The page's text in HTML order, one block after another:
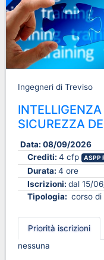
Ingegneri di Treviso
SICUREZZA
Data: 08/09/2026
Crediti: 4 cfp ASPP
Durata: 4 ore
Iscrizioni: dal 15/
Tipologia: corso di
Priorità iscrizioni
nessuna